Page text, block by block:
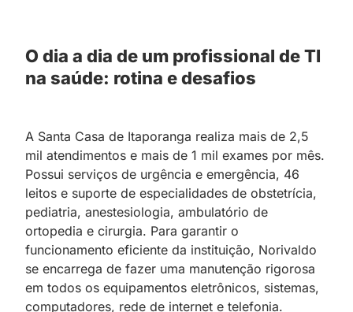
O dia a dia de um profissional de TI
na saúde: rotina e desafios
A Santa Casa de Itaporanga realiza mais de 2,5
mil atendimentos e mais de 1 mil exames por mês.
Possui serviços de urgência e emergência, 46
leitos e suporte de especialidades de obstetrícia,
pediatria, anestesiologia, ambulatório de
ortopedia e cirurgia. Para garantir o
funcionamento eficiente da instituição, Norivaldo
se encarrega de fazer uma manutenção rigorosa
em todos os equipamentos eletrônicos, sistemas,
computadores, rede de internet e telefonia.